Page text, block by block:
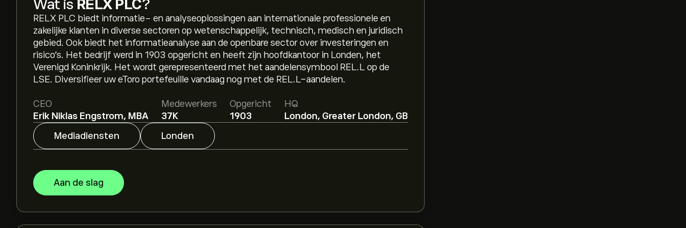
Wat is RELX PLC?
RELX PLC biedt informatie- en analyseoplossingen aan internationale professionele en
zakelijke klanten in diverse sectoren op wetenschappelijk, technisch, medisch en juridisch
gebied. Ook biedt het informatieanalyse aan de openbare sector over investeringen en
risico’s. Het bedrijf werd in 1903 opgericht en heeft zijn hoofdkantoor in Londen, het
Verenigd Koninkrijk. Het wordt gerepresenteerd met het aandelensymbool REL.L op de
LSE. Diversifieer uw eToro portefeuille vandaag nog met de REL.L-aandelen.
CEO
Erik Niklas Engstrom, MBA
Medewerkers
37K
Opgericht
1903
HQ
London, Greater London, GB
Mediadiensten
Londen
Aan de slag